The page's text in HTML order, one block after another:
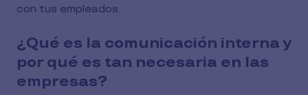
con tus empleados.
¿Qué es la comunicación interna y
por qué es tan necesaria en las
empresas?